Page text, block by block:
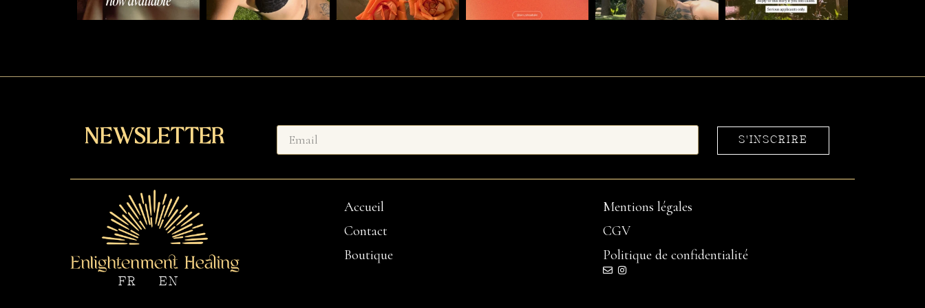
Newsletter S'INSCRIRE
FR EN
Accueil
Contact
Boutique
Mentions légales
CGV
Politique de confidentialité